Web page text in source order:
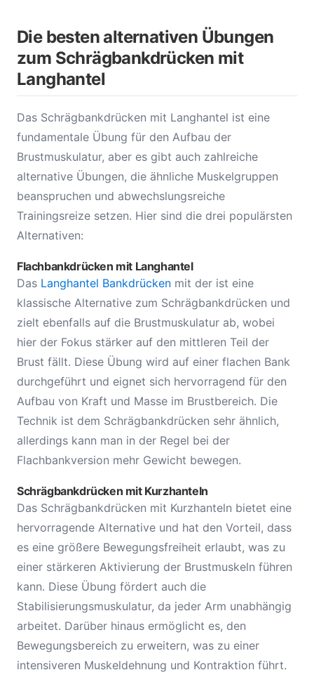
Die besten alternativen Übungen
zum Schrägbankdrücken mit
Langhantel
Das Schrägbankdrücken mit Langhantel ist eine
fundamentale Übung für den Aufbau der
Brustmuskulatur, aber es gibt auch zahlreiche
alternative Übungen, die ähnliche Muskelgruppen
beanspruchen und abwechslungsreiche
Trainingsreize setzen. Hier sind die drei populärsten
Alternativen:
Flachbankdrücken mit Langhantel
Das Langhantel Bankdrücken mit der ist eine
klassische Alternative zum Schrägbankdrücken und
zielt ebenfalls auf die Brustmuskulatur ab, wobei
hier der Fokus stärker auf den mittleren Teil der
Brust fällt. Diese Übung wird auf einer flachen Bank
durchgeführt und eignet sich hervorragend für den
Aufbau von Kraft und Masse im Brustbereich. Die
Technik ist dem Schrägbankdrücken sehr ähnlich,
allerdings kann man in der Regel bei der
Flachbankversion mehr Gewicht bewegen.
Schrägbankdrücken mit Kurzhanteln
Das Schrägbankdrücken mit Kurzhanteln bietet eine
hervorragende Alternative und hat den Vorteil, dass
es eine größere Bewegungsfreiheit erlaubt, was zu
einer stärkeren Aktivierung der Brustmuskeln führen
kann. Diese Übung fördert auch die
Stabilisierungsmuskulatur, da jeder Arm unabhängig
arbeitet. Darüber hinaus ermöglicht es, den
Bewegungsbereich zu erweitern, was zu einer
intensiveren Muskeldehnung und Kontraktion führt.